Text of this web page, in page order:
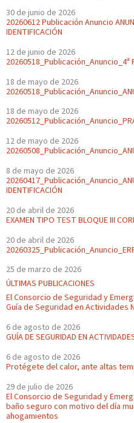
30 de junio de 2026
20260612 Publicación Anuncio
IDENTIFICACIÓN
12 de junio de 2026
20260518_Publicación_Anuncio_4ª
18 de mayo de 2026
18 de mayo de 2026
12 de mayo de 2026
8 de mayo de 2026
IDENTIFICACIÓN
20 de abril de 2026
EXAMEN TIPO TEST BLOQUE III
20 de abril de 2026
25 de marzo de 2026
ÚLTIMAS PUBLICACIONES
El Consorcio de Seguridad y
Guía de Seguridad en Actividades
6 de agosto de 2026
GUÍA DE SEGURIDAD EN
6 de agosto de 2026
Protégete del calor, ante altas
29 de julio de 2026
El Consorcio de Seguridad y
baño seguro con motivo del día
ahogamientos